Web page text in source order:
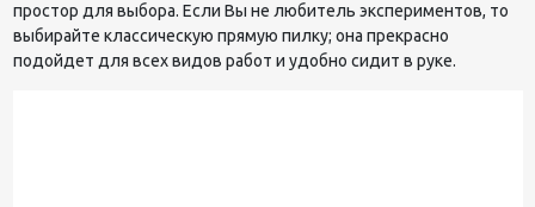
простор для выбора. Если Вы не любитель экспериментов, то
выбирайте классическую прямую пилку; она прекрасно
подойдет для всех видов работ и удобно сидит в руке.